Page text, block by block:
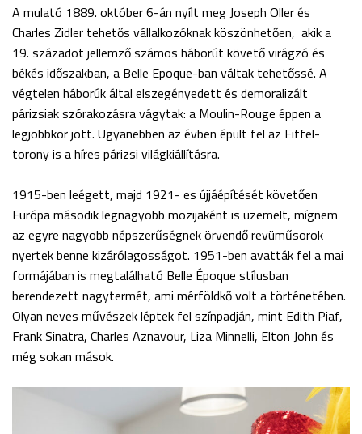
A mulató 1889. október 6-án nyílt meg Joseph Oller és
Charles Zidler tehetős vállalkozóknak köszönhetően, akik a
19. századot jellemző számos háborút követő virágzó és
békés időszakban, a Belle Epoque-ban váltak tehetőssé. A
végtelen háborúk által elszegényedett és demoralizált
párizsiak szórakozásra vágytak: a Moulin-Rouge éppen a
legjobbkor jött. Ugyanebben az évben épült fel az Eiffel-
torony is a híres párizsi világkiállításra.
1915-ben leégett, majd 1921- es újjáépítését követően
Európa második legnagyobb mozijaként is üzemelt, mígnem
az egyre nagyobb népszerűségnek örvendő revüműsorok
nyertek benne kizárólagosságot. 1951-ben avatták fel a mai
formájában is megtalálható Belle Époque stílusban
berendezett nagytermét, ami mérföldkő volt a történetében.
Olyan neves művészek léptek fel színpadján, mint Edith Piaf,
Frank Sinatra, Charles Aznavour, Liza Minnelli, Elton John és
még sokan mások.